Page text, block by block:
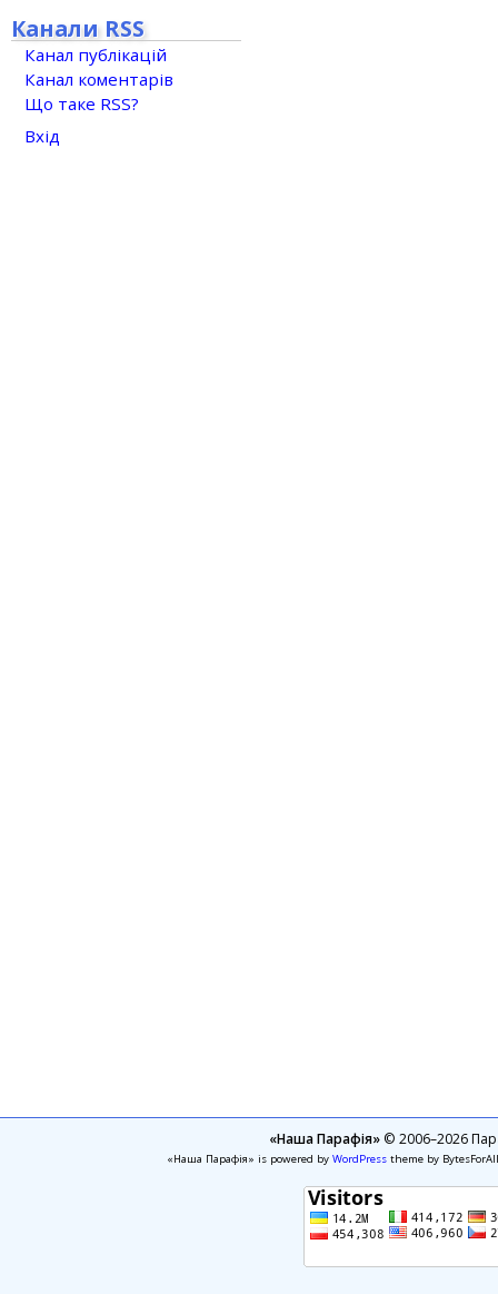
Канали RSS
Канал публікацій
Канал коментарів
Що таке RSS?
Вхід
«Наша Парафія»© 2006–2026
«Наша Парафія» is powered by WordPresstheme by